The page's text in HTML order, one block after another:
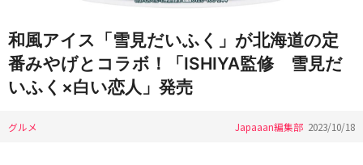
和風アイス「雪見だいふく」が北海道の定
番みやげとコラボ！「ISHIYA監修 雪見だ
いふく×白い恋人」発売
グルメ Japaaan編集部 2023/10/18